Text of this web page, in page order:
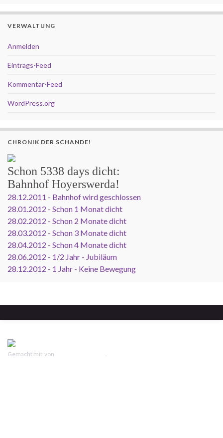
VERWALTUNG
Anmelden
Eintrags-Feed
Kommentar-Feed
WordPress.org
CHRONIK DER SCHANDE!
Schon 5338 days dicht:
Bahnhof Hoyerswerda!
28.12.2011 - Bahnhof wird geschlossen
28.01.2012 - Schon 1 Monat dicht
28.02.2012 - Schon 2 Monate dicht
28.03.2012 - Schon 3 Monate dicht
28.04.2012 - Schon 4 Monate dicht
28.06.2012 - 1/2 Jahr - Jubiläum
28.12.2012 - 1 Jahr - Keine Bewegung
Gemacht mit von .